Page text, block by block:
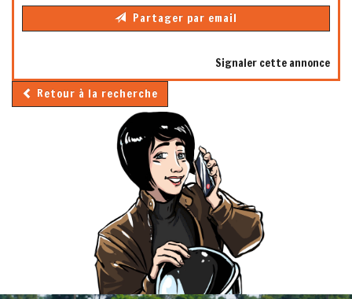
Partager par email
Signaler cette annonce
Retour à la recherche